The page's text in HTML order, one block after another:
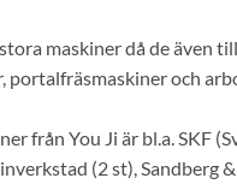
maskiner då de även
och
från You Ji är bl.a. SKF
(2 st), Sandberg